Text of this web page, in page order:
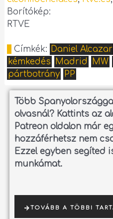
Borítókép:
RTVE
Címkék: Daniel Alcazar
kémkedés
Madrid MW
pártbotrány PP
Több
olvasnál? Kattints az
Patreon oldalon már
hozzáférhetsz nem
Ezzel egyben segíted
munkámat.
TOVÁBB A TÖBBI